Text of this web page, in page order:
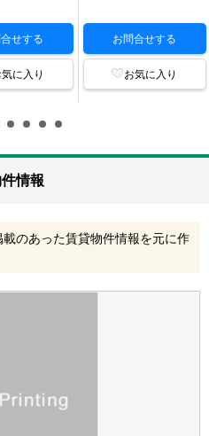
せする
気に入り
お問合せする
お気に入り
情報
のあった賃貸物件情報を元に作